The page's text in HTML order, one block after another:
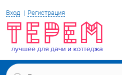
Вход Регистрация